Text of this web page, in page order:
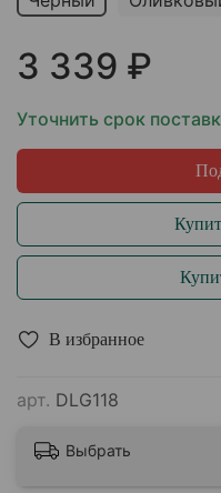
В избранное
арт. DLG118
3 339 ₽
Уточнить срок
Выбрать